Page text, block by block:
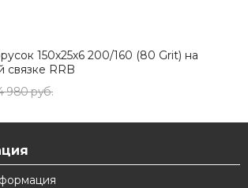
150х25х6 200/160 (80 Grit) на
связке RRB
980 руб.